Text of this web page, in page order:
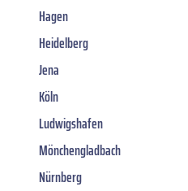
Hagen
Heidelberg
Jena
Köln
Ludwigshafen
Mönchengladbach
Nürnberg